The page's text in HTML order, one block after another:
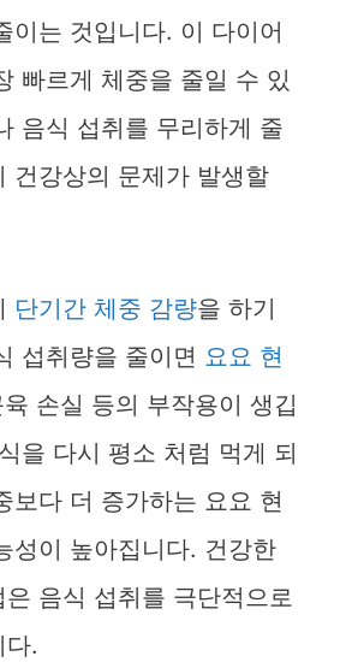
이는 것입니다. 이 다이어
빠르게 체중을 줄일 수 있
음식 섭취를 무리하게 줄
건강상의 문제가 발생할
단기간 체중 감량을 하기
섭취량을 줄이면 요요 현
손실 등의 부작용이 생깁
을 다시 평소 처럼 먹게 되
보다 더 증가하는 요요 현
성이 높아집니다. 건강한
음식 섭취를 극단적으로
다.